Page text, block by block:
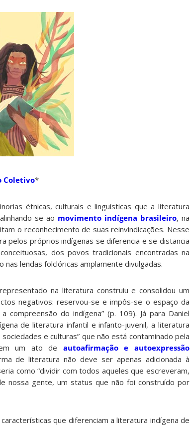
Coletivo*
étnicas, culturais e linguísticas que a literatura
se ao movimento indígena brasileiro, na
o reconhecimento de suas reinvindicações. Nesse
pelos próprios indígenas se diferencia e se distancia
dos povos tradicionais encontradas na
lendas folclóricas amplamente divulgadas.
na literatura construiu e consolidou um
negativos: reservou-se e impôs-se o espaço da
do indígena” (p. 109). Já para Daniel
de literatura infantil e infanto-juvenil, a literatura
e culturas” que não está contaminado pela
em um ato de autoafirmação e autoexpressão
de literatura não deve ser apenas adicionada à
como “dividir com todos aqueles que escreveram,
nossa gente, um status que não foi construído por
que diferenciam a literatura indígena de